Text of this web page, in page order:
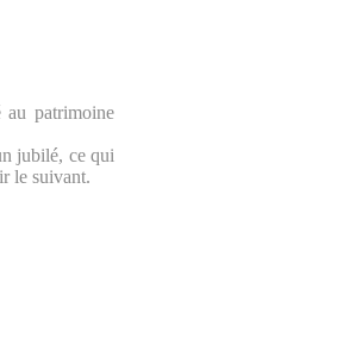
au patrimoine
jubilé, ce qui
le suivant.